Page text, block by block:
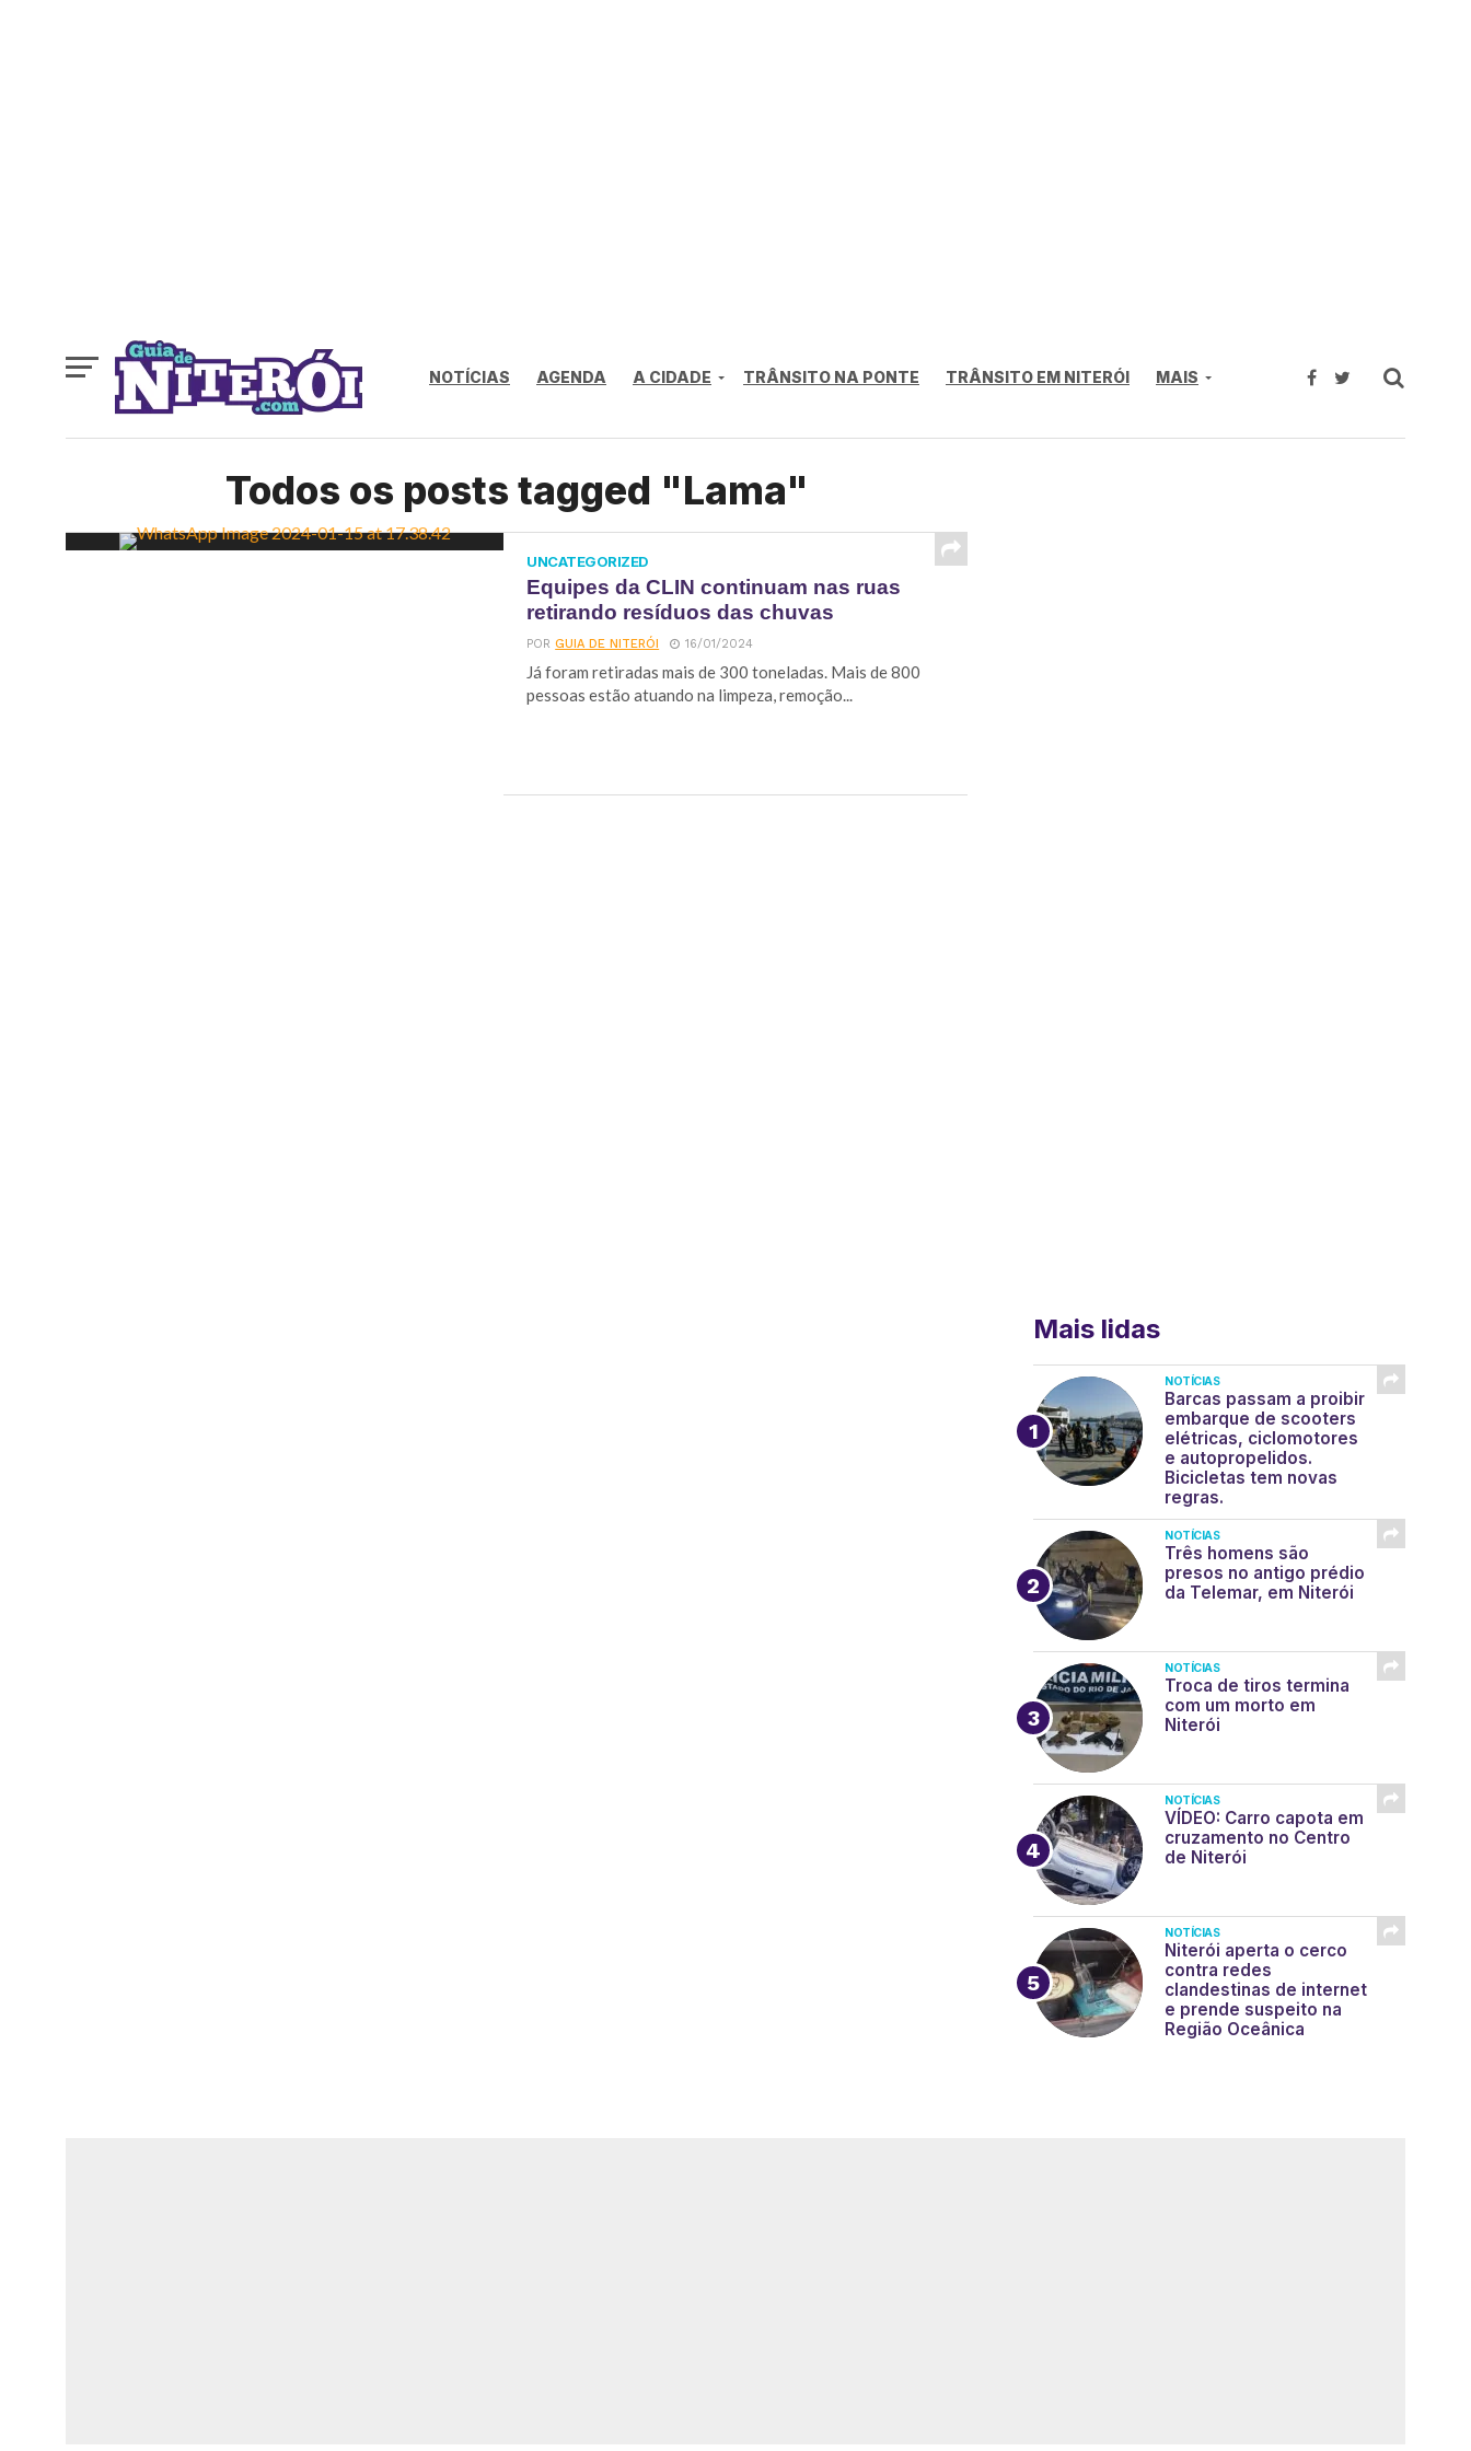
NOTÍCIAS AGENDA A CIDADE TRÂNSITO NA PONTE TRÂNSITO EM NITERÓI MAIS
Todos os posts tagged "Lama"
UNCATEGORIZED
Equipes da CLIN continuam nas ruas
retirando resíduos das chuvas
PORGUIA DE NITERÓI 16/01/2024
Já foram retiradas mais de 300 toneladas. Mais de 800
pessoas estão atuando na limpeza, remoção...
Mais lidas
NOTÍCIAS
Barcas passam a proibir
embarque de scooters
elétricas, ciclomotores
e autopropelidos.
Bicicletas tem novas
regras.
NOTÍCIAS
Três homens são
presos no antigo prédio
da Telemar, em Niterói
NOTÍCIAS
Troca de tiros termina
com um morto em
Niterói
NOTÍCIAS
VÍDEO: Carro capota em
cruzamento no Centro
de Niterói
NOTÍCIAS
Niterói aperta o cerco
contra redes
clandestinas de internet
e prende suspeito na
Região Oceânica